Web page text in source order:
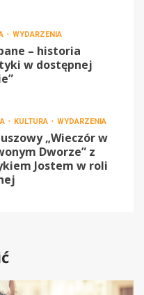
WYDARZENIA
– historia
w dostępnej
KULTURA WYDARZENIA
„Wieczór w
Dworze” z
Jostem w roli